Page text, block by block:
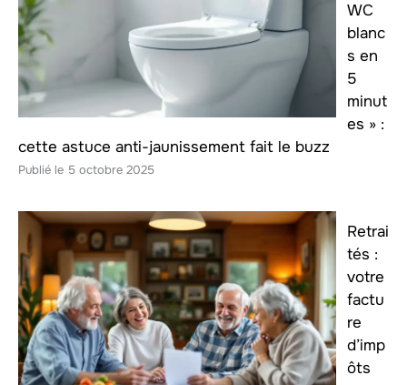
WC
blanc
s en
5
minut
es » :
cette astuce anti-jaunissement fait le buzz
5 octobre 2025
Retrai
tés :
votre
factu
re
d’imp
ôts